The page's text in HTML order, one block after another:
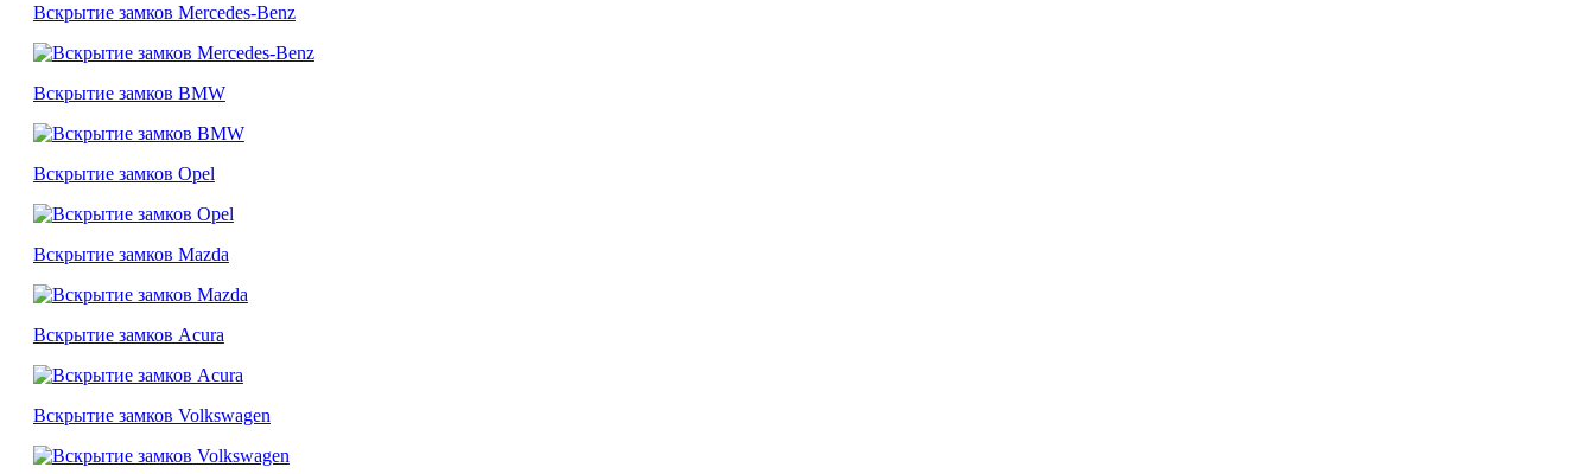
Вскрытие замков Mercedes-Benz
Вскрытие замков BMW
Вскрытие замков Opel
Вскрытие замков Mazda
Вскрытие замков Acura
Вскрытие замков Volkswagen